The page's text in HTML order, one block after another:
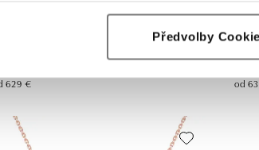
Předvolby
s rhodolitom Neon Dots
629 € od